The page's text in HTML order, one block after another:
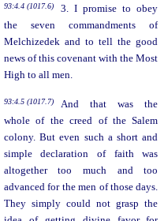
93:4.4 (1017.6)
3. I promise to obey
the seven commandments of
Melchizedek and to tell the good
news of this covenant with the Most
High to all men.
93:4.5 (1017.7)
And that was the
whole of the creed of the Salem
colony. But even such a short and
simple declaration of faith was
altogether too much and too
advanced for the men of those days.
They simply could not grasp the